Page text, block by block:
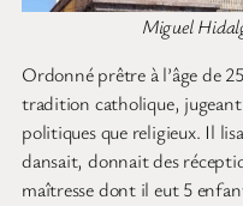
Miguel
Ordonné prêtre à l’âge de
tradition catholique, jugeant
politiques que religieux. Il
dansait, donnait des
maîtresse dont il eut 5